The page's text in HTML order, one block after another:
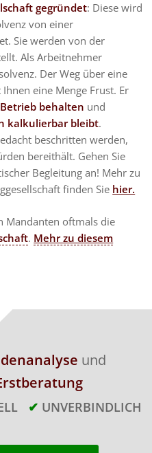
gegründet: Diese wird
von einer
Sie werden von der
Als Arbeitnehmer
Der Weg über eine
eine Menge Frust. Er
Betrieb behalten und
kalkulierbar bleibt.
beschritten werden,
bereithält. Gehen Sie
Begleitung an! Mehr zu
finden Sie hier.
Mandanten oftmals die
. Mehr zu diesem
und
✔ UNVERBINDLICH